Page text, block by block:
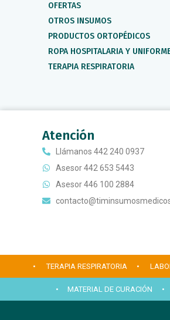
OFERTAS
OTROS INSUMOS
PRODUCTOS ORTOPÉDICOS
ROPA HOSPITALARIA Y
TERAPIA RESPIRATORIA
Atención
Llámanos 442 240 0937
Asesor 442 653 5443
Asesor 446 100 2884
• TERAPIA RESPIRATORIA •
• MATERIAL DE CURACIÓN •